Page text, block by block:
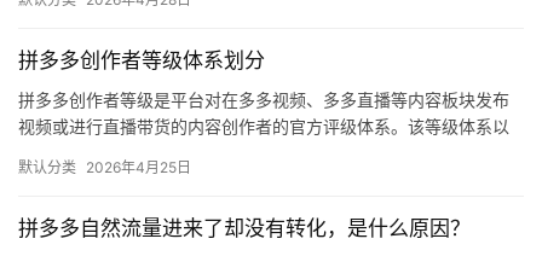
拼多多创作者等级体系划分
拼多多创作者等级是平台对在多多视频、多多直播等内容板块发布
视频或进行直播带货的内容创作者的官方评级体系。该等级体系以
同等级…
默认分类 2026年4月25日
拼多多自然流量进来了却没有转化，是什么原因？